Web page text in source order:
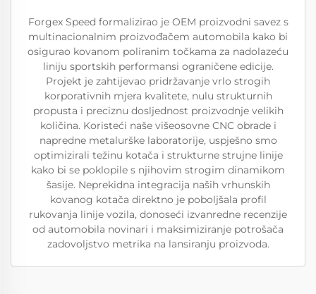
Forgex Speed formalizirao je OEM proizvodni savez s
multinacionalnim proizvođačem automobila kako bi
osigurao kovanom poliranim točkama za nadolazeću
liniju sportskih performansi ograničene edicije.
Projekt je zahtijevao pridržavanje vrlo strogih
korporativnih mjera kvalitete, nulu strukturnih
propusta i preciznu dosljednost proizvodnje velikih
količina. Koristeći naše višeosovne CNC obrade i
napredne metalurške laboratorije, uspješno smo
optimizirali težinu kotača i strukturne strujne linije
kako bi se poklopile s njihovim strogim dinamikom
šasije. Neprekidna integracija naših vrhunskih
kovanog kotača direktno je poboljšala profil
rukovanja linije vozila, donoseći izvanredne recenzije
od automobila novinari i maksimiziranje potrošača
zadovoljstvo metrika na lansiranju proizvoda.